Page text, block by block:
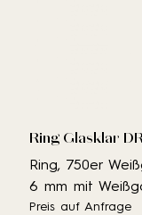
Ring Glasklar
Ring, 750er
6 mm mit
Preis auf Anfrage